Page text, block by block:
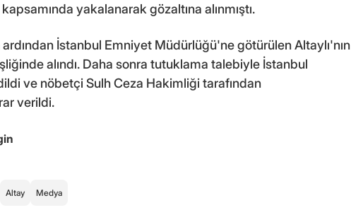
yakalanarak gözaltına alınmıştı.
ardından İstanbul Emniyet Müdürlüğü'ne götürülen Altaylı'nın
alındı. Daha sonra tutuklama talebiyle İstanbul
ve nöbetçi Sulh Ceza Hakimliği tarafından
verildi.
Altay Medya